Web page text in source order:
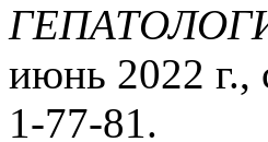
июнь 2022 г.,
1-77-81.